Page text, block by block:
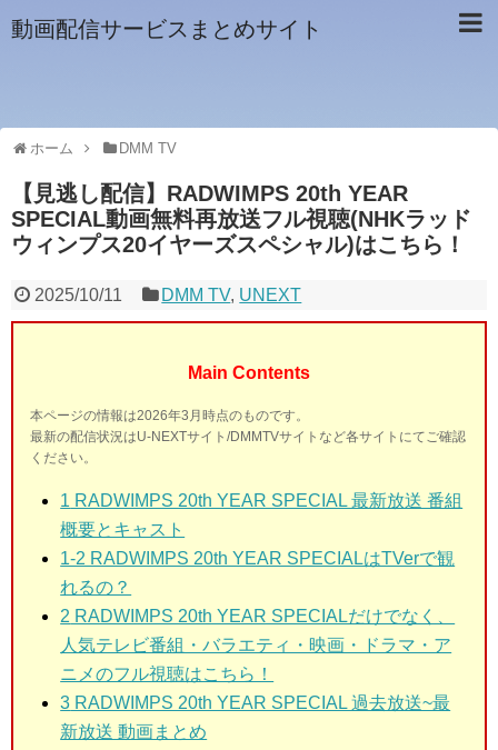
動画配信サービスまとめサイト
ホーム DMM TV
【見逃し配信】RADWIMPS 20th YEAR
SPECIAL動画無料再放送フル視聴(NHKラッド
ウィンプス20イヤーズスペシャル)はこちら！
2025/10/11 DMM TV, UNEXT
Main Contents
本ページの情報は2026年3月時点のものです。
最新の配信状況はU-NEXTサイト/DMMTVサイトなど各サイトにてご確認
ください。
1 RADWIMPS 20th YEAR SPECIAL 最新放送 番組
概要とキャスト
1-2 RADWIMPS 20th YEAR SPECIALはTVerで観
れるの？
2 RADWIMPS 20th YEAR SPECIALだけでなく、
人気テレビ番組・バラエティ・映画・ドラマ・ア
ニメのフル視聴はこちら！
3 RADWIMPS 20th YEAR SPECIAL 過去放送~最
新放送 動画まとめ